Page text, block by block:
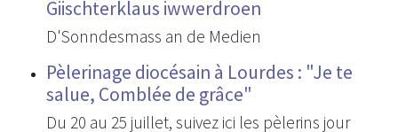
Giischterklaus iwwerdroen
D'Sonndesmass an de Medien
Pèlerinage diocésain à Lourdes : "Je te
salue, Comblée de grâce"
Du 20 au 25 juillet, suivez ici les pèlerins jour